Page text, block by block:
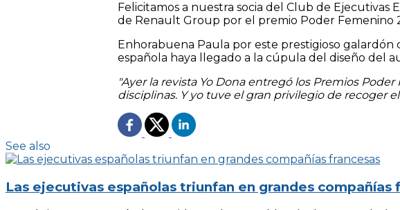
Felicitamos a nuestra socia del Club de
de Renault Group por el premio Poder Femenino
Enhorabuena Paula por este prestigioso
española haya llegado a la cúpula del diseño del
"Ayer la revista Yo Dona entregó los Premios
disciplinas. Y yo tuve el gran privilegio de recoger
See also
Las ejecutivas españolas triunfan en grandes compañías